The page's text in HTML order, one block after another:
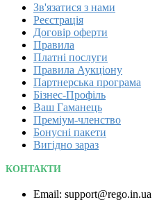
Зв'язатися з нами
Реєстрація
Договір оферти
Правила
Платні послуги
Правила Аукціону
Партнерська програма
Бізнес-Профіль
Ваш Гаманець
Преміум-членство
Бонусні пакети
Вигідно зараз
КОНТАКТИ
Email: support@rego.in.ua